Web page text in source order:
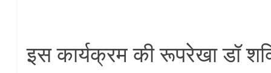
इस कार्यक्रम की रूपरेखा डॉ